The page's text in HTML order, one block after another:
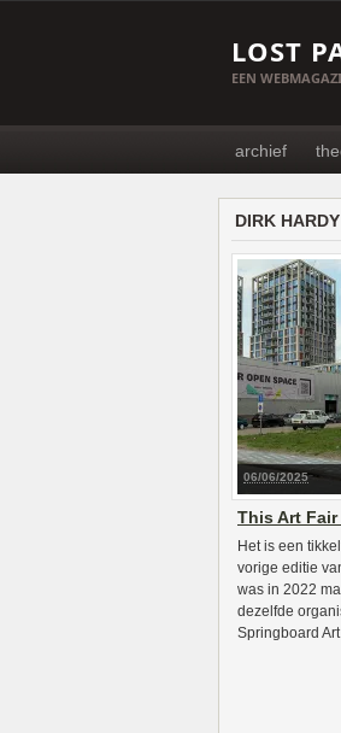
LOST
EEN
archief
DIRK
06/06/2025
This Art Fair
Het is een
vorige editie
was in 2022
dezelfde
Springboard